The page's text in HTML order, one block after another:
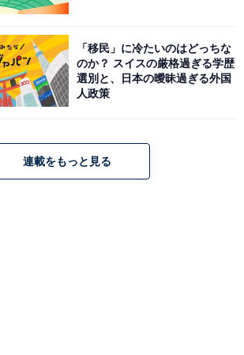
「移民」に冷たいのはどっちな
のか？ スイスの厳格過ぎる学歴
選別と、日本の曖昧過ぎる外国
人政策
連載をもっと見る